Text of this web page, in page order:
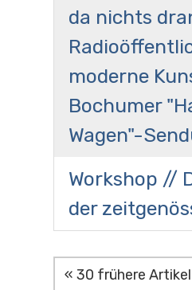
da nichts
moderne
Bochumer
Wagen"-
Workshop //
der
« 30 frühere Artikel